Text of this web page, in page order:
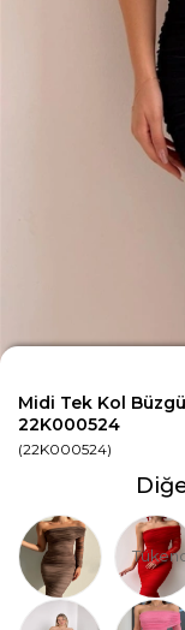
Midi Tek Kol
22K000524
(22K000524)